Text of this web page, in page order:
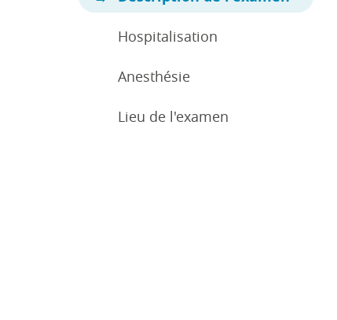
Hospitalisation
Anesthésie
Lieu de l'examen